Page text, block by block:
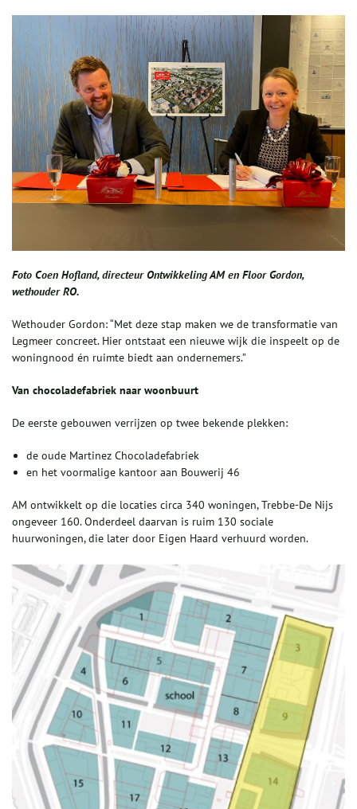
Foto Coen Hofland, directeur Ontwikkeling AM en Floor Gordon,
wethouder RO.
Wethouder Gordon: “Met deze stap maken we de transformatie van
Legmeer concreet. Hier ontstaat een nieuwe wijk die inspeelt op de
woningnood én ruimte biedt aan ondernemers.”
Van chocoladefabriek naar woonbuurt
De eerste gebouwen verrijzen op twee bekende plekken:
de oude Martinez Chocoladefabriek
en het voormalige kantoor aan Bouwerij 46
AM ontwikkelt op die locaties circa 340 woningen, Trebbe-De Nijs
ongeveer 160. Onderdeel daarvan is ruim 130 sociale
huurwoningen, die later door Eigen Haard verhuurd worden.